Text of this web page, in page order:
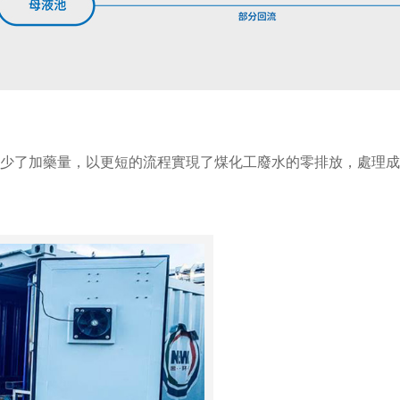
加藥量，以更短的流程實現了煤化工廢水的零排放，處理成